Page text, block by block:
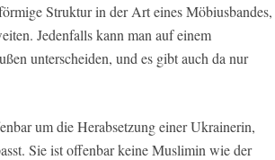
Struktur in der Art eines Möbiusbandes,
Jedenfalls kann man auf einem
unterscheiden, und es gibt auch da nur
um die Herabsetzung einer Ukrainerin,
Sie ist offenbar keine Muslimin wie der